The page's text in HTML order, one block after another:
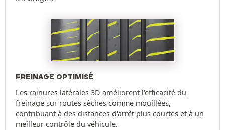
FREINAGE OPTIMISÉ
Les rainures latérales 3D améliorent l'efficacité du
freinage sur routes sèches comme mouillées,
contribuant à des distances d'arrêt plus courtes et à un
meilleur contrôle du véhicule.